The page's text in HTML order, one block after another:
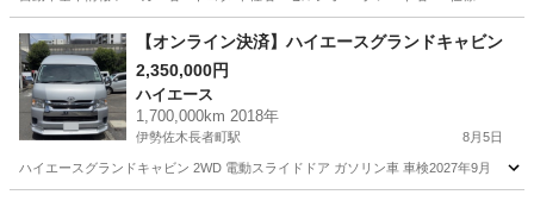
神奈川 藤沢市 辻堂駅 セルシオ
【オンライン決済】ハイエースグランドキャビン
2,350,000円
ハイエース
1,700,000km 2018年
伊勢佐木長者町駅 8月5日
ハイエースグランドキャビン 2WD 電動スライドドア ガソリン車 車検2027年9月